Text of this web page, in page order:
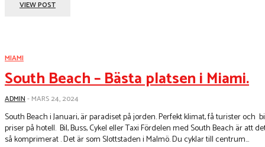
VIEW POST
MIAMI
South Beach – Bästa platsen i Miami.
ADMIN- MARS 24, 2024
South Beach i Januari, är paradiset på jorden. Perfekt klimat, få turister och
priser på hotell. Bil, Buss, Cykel eller Taxi Fördelen med South Beach är att det är
så komprimerat . Det är som Slottstaden i Malmö. Du cyklar till centrum...